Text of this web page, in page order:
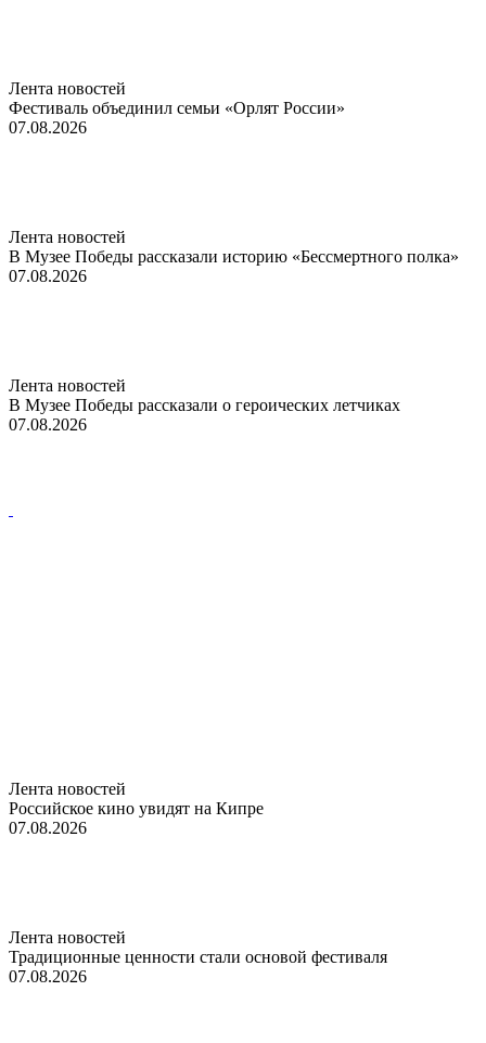
Лента новостей
Фестиваль объединил семьи «Орлят России»
07.08.2026
Лента новостей
В Музее Победы рассказали историю «Бессмертного полка»
07.08.2026
Лента новостей
В Музее Победы рассказали о героических летчиках
07.08.2026
Лента новостей
Российское кино увидят на Кипре
07.08.2026
Лента новостей
Традиционные ценности стали основой фестиваля
07.08.2026